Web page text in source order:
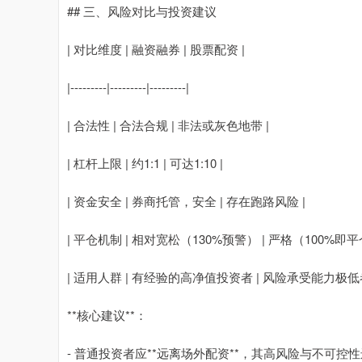
## 三、风险对比与投资建议
| 对比维度 | 融资融券 | 股票配资 |
|---------|---------|---------|
| 合法性 | 合法合规 | 非法或灰色地带 |
| 杠杆上限 | 约1:1 | 可达1:10 |
| 资金安全 | 券商托管，安全 | 存在跑路风险 |
| 平仓机制 | 相对宽松（130%预警） | 严格（100%即平
| 适用人群 | 有经验的高净值投资者 | 风险承受能力极低
**核心建议**：
- 普通投资者应**远离场外配资**，其高风险与不可控性